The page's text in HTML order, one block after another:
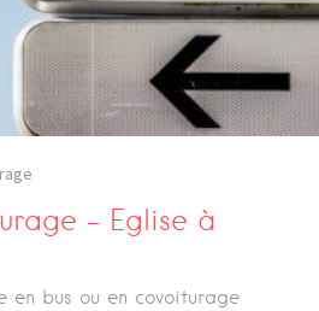
– Eglise à
en bus ou en covoiturage